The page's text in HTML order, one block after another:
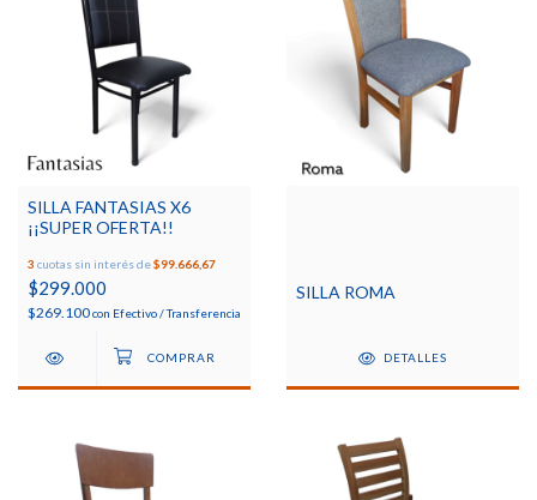
SILLA FANTASIAS X6
¡¡SUPER OFERTA!!
3 cuotas sin interés de$99.666,67
$299.000
$269.100con Efectivo / Transferencia
SILLA ROMA
DETALLES